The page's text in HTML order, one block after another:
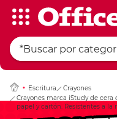
Escritura
Crayones
Crayones marca iStudy de cera
papel y cartón. Resistentes a